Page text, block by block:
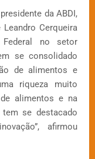
da ABDI,
Cerqueira
no setor
se consolidado
de alimentos e
riqueza muito
alimentos e na
se destacado
afirmou